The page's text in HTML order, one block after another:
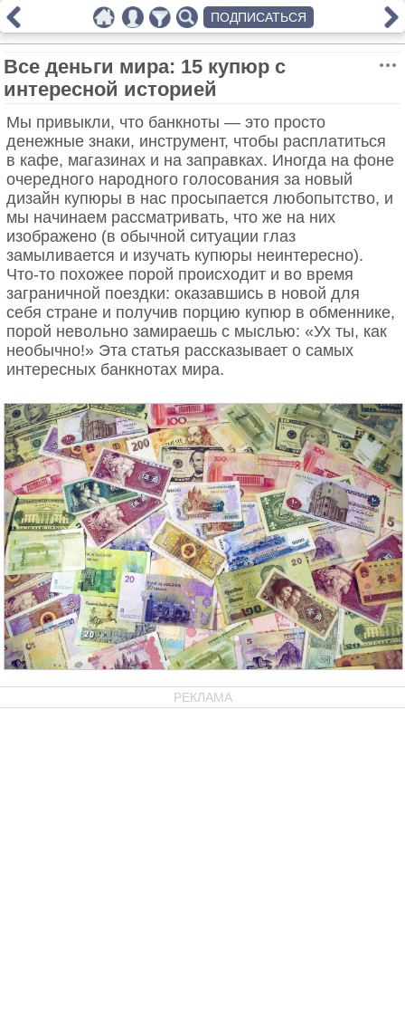
Все деньги мира: 15 купюр с
интересной историей
Мы привыкли, что банкноты — это просто
денежные знаки, инструмент, чтобы расплатиться
в кафе, магазинах и на заправках. Иногда на фоне
очередного народного голосования за новый
дизайн купюры в нас просыпается любопытство, и
мы начинаем рассматривать, что же на них
изображено (в обычной ситуации глаз
замыливается и изучать купюры неинтересно).
Что-то похожее порой происходит и во время
заграничной поездки: оказавшись в новой для
себя стране и получив порцию купюр в обменнике,
порой невольно замираешь с мыслью: «Ух ты, как
необычно!» Эта статья рассказывает о самых
интересных банкнотах мира.
РЕКЛАМА
ПОДПИСАТЬСЯ